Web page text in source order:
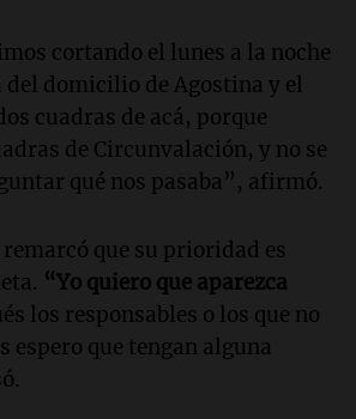
cortando el lunes a la noche
del domicilio de Agostina y el
cuadras de acá, porque
de Circunvalación, y no se
qué nos pasaba”, afirmó.
que su prioridad es
“Yo quiero que aparezca
los responsables o los que no
espero que tengan alguna